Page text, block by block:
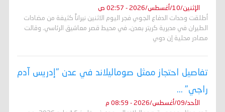
الإثنين/10/أغسطس/2026 - 02:57 ص
أطلقت وحدات الدفاع الجوي فجر اليوم الاثنين نيراناً كثيفة من مضادات
الطيران في مديرية كريتر بعدن، في محيط قصر معاشيق الرئاسي. وقالت
مصادر محلية إن دوي
تفاصيل احتجاز ممثل صوماليلاند في عدن "إدريس آدم
راجي" ...
الأحد/09/أغسطس/2026 - 08:59 م